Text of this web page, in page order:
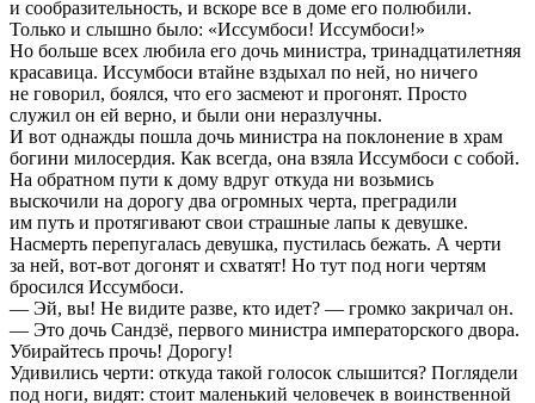
и сообразительность, и вскоре все в доме его полюбили.
Только и слышно было: «Иссумбоси! Иссумбоси!»
Но больше всех любила его дочь министра, тринадцатилетняя
красавица. Иссумбоси втайне вздыхал по ней, но ничего
не говорил, боялся, что его засмеют и прогонят. Просто
служил он ей верно, и были они неразлучны.
И вот однажды пошла дочь министра на поклонение в храм
богини милосердия. Как всегда, она взяла Иссумбоси с собой.
На обратном пути к дому вдруг откуда ни возьмись
выскочили на дорогу два огромных черта, преградили
им путь и протягивают свои страшные лапы к девушке.
Насмерть перепугалась девушка, пустилась бежать. А черти
за ней, вот-вот догонят и схватят! Но тут под ноги чертям
бросился Иссумбоси.
— Эй, вы! Не видите разве, кто идет? — громко закричал он.
— Это дочь Сандзё, первого министра императорского двора.
Убирайтесь прочь! Дорогу!
Удивились черти: откуда такой голосок слышится? Поглядели
под ноги, видят: стоит маленький человечек в воинственной